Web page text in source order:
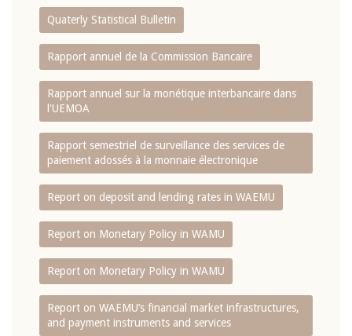
Quaterly Statistical Bulletin
Rapport annuel de la Commission Bancaire
Rapport annuel sur la monétique interbancaire dans
l'UEMOA
Rapport semestriel de surveillance des services de
paiement adossés à la monnaie électronique
Report on deposit and lending rates in WAEMU
Report on Monetary Policy in WAMU
Report on Monetary Policy in WAMU
Report on WAEMU’s financial market infrastructures,
and payment instruments and services